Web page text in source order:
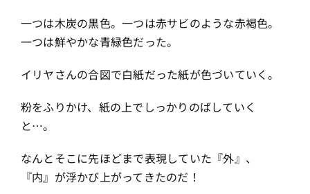
一つは木炭の黒色。一つは赤サビのような赤褐色。
一つは鮮やかな青緑色だった。
イリヤさんの合図で白紙だった紙が色づいていく。
粉をふりかけ、紙の上でしっかりのばしていく
と…。
なんとそこに先ほどまで表現していた『外』、
『内』が浮かび上がってきたのだ！